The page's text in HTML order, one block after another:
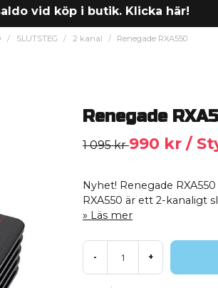
vid köp i butik. Klicka här!
SLUTSTEG 2 kanal Renegade RXA550
Renegade
1 095 kr990 kr /
Nyhet! Renegade
RXA550 är ett 2-kanaligt
Läs mer
- +